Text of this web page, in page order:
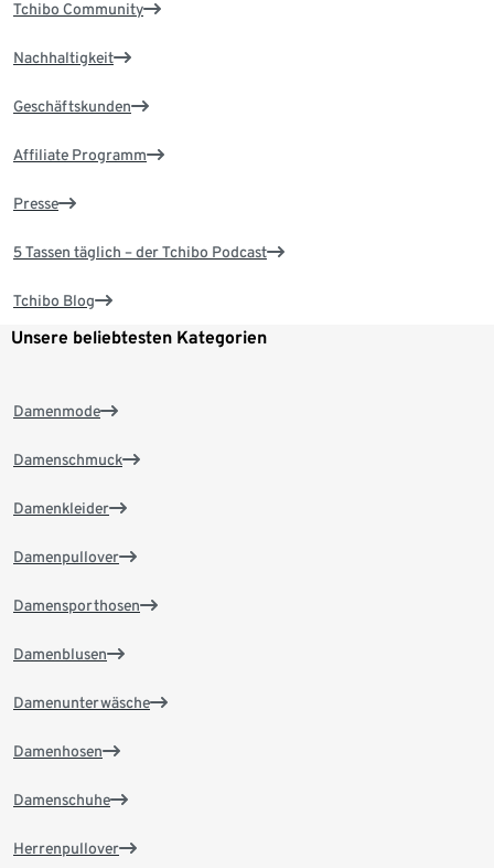
Tchibo Community
Nachhaltigkeit
Geschäftskunden
Affiliate Programm
Presse
5 Tassen täglich – der Tchibo Podcast
Tchibo Blog
Unsere beliebtesten Kategorien
Damenmode
Damenschmuck
Damenkleider
Damenpullover
Damensporthosen
Damenblusen
Damenunterwäsche
Damenhosen
Damenschuhe
Herrenpullover